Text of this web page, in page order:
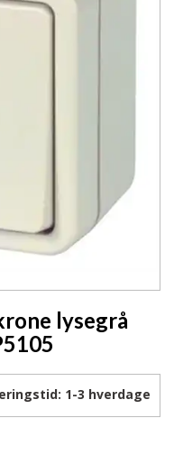
lysegrå
1-3 hverdage